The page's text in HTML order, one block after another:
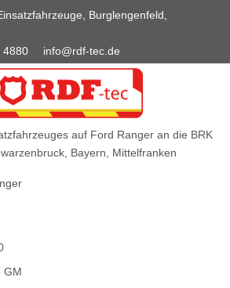
Burglengenfeld,
4880
info@rdf-tec.de
auf Ford Ranger an die BRK
Bayern, Mittelfranken
GM